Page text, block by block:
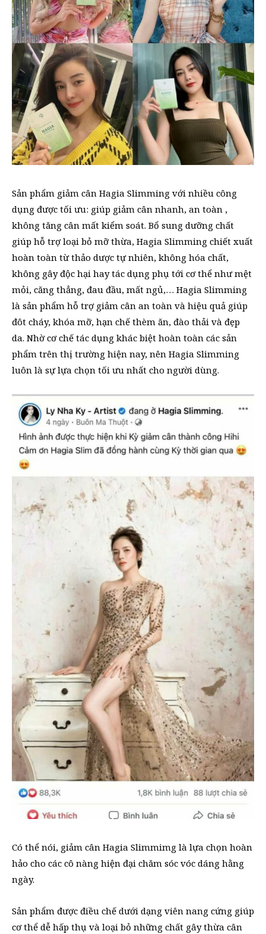
Sản phẩm giảm cân Hagia Slimming với nhiều công
dụng được tối ưu: giúp giảm cân nhanh, an toàn ,
không tăng cân mất kiểm soát. Bổ sung dưỡng chất
giúp hỗ trợ loại bỏ mỡ thừa, Hagia Slimming chiết xuất
hoàn toàn từ thảo dược tự nhiên, không hóa chất,
không gây độc hại hay tác dụng phụ tới cơ thể như mệt
mỏi, căng thẳng, đau đầu, mất ngủ,… Hagia Slimming
là sản phẩm hỗ trợ giảm cân an toàn và hiệu quả giúp
đôt cháy, khóa mỡ, hạn chế thèm ăn, đào thải và đẹp
da. Nhờ cơ chế tác dụng khác biệt hoàn toàn các sản
phẩm trên thị trường hiện nay, nên Hagia Slimming
luôn là sự lựa chọn tối ưu nhất cho người dùng.
Có thể nói, giảm cân Hagia Slimmimg là lựa chọn hoàn
hảo cho các cô nàng hiện đại chăm sóc vóc dáng hằng
ngày.
Sản phẩm được điều chế dưới dạng viên nang cứng giúp
cơ thể dễ hấp thụ và loại bỏ những chất gây thừa cân